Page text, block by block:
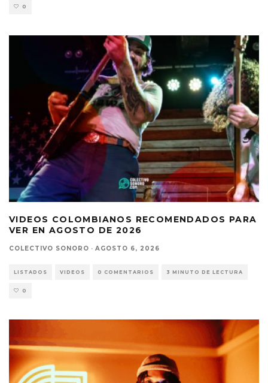
0
VIDEOS COLOMBIANOS RECOMENDADOS PARA
VER EN AGOSTO DE 2026
COLECTIVO SONORO · AGOSTO 6, 2026
LISTADOS VIDEOS 0 COMENTARIOS 3 MINUTO DE LECTURA
0